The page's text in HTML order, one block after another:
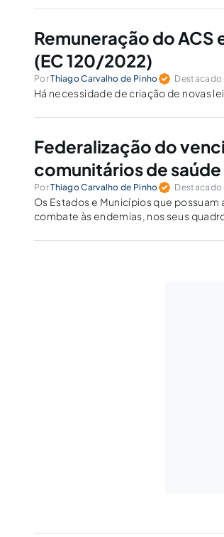
Remuneração do ACS
(EC 120/2022)
PorThiago Carvalho de Pinho Destacado
Há necessidade de criação de novas
Federalização do
comunitários de
PorThiago Carvalho de Pinho Destacado
Os Estados e Municípios que
combate às endemias, nos seus
vigor em 06/05/2022.